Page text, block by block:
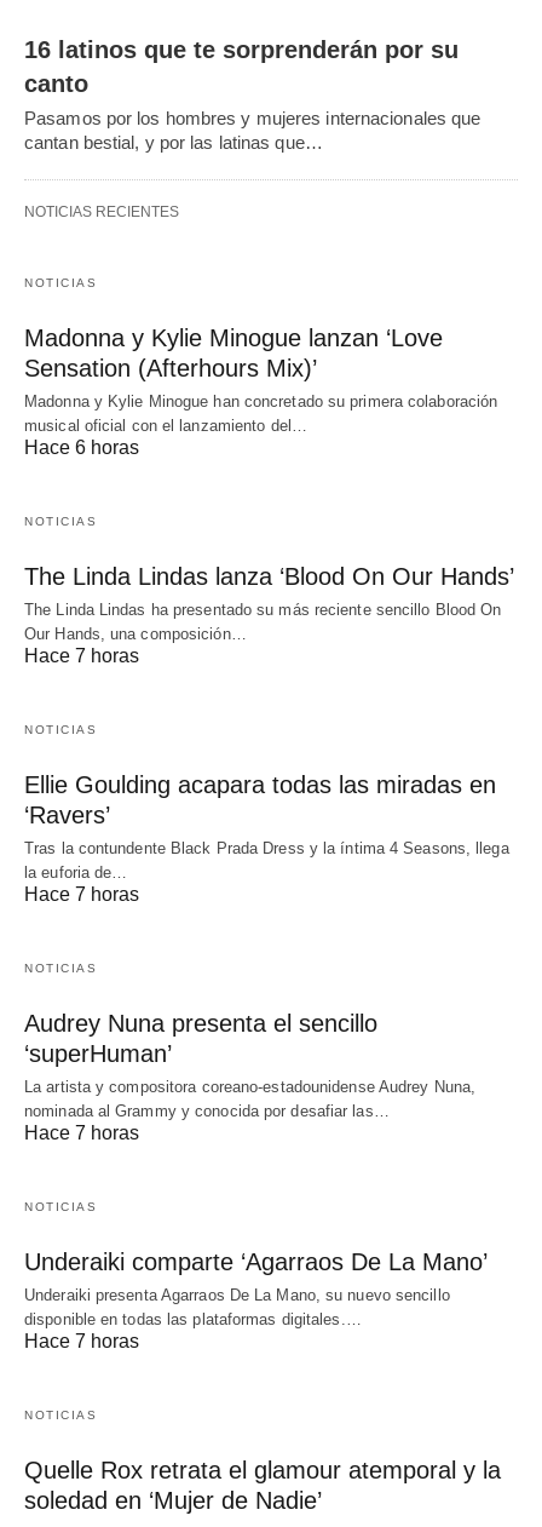
16 latinos que te sorprenderán por su
canto
Pasamos por los hombres y mujeres internacionales que
cantan bestial, y por las latinas que…
NOTICIAS RECIENTES
NOTICIAS
Madonna y Kylie Minogue lanzan ‘Love
Sensation (Afterhours Mix)’
Madonna y Kylie Minogue han concretado su primera colaboración
musical oficial con el lanzamiento del…
Hace 6 horas
NOTICIAS
The Linda Lindas lanza ‘Blood On Our Hands’
The Linda Lindas ha presentado su más reciente sencillo Blood On
Our Hands, una composición…
Hace 7 horas
NOTICIAS
Ellie Goulding acapara todas las miradas en
‘Ravers’
Tras la contundente Black Prada Dress y la íntima 4 Seasons, llega
la euforia de…
Hace 7 horas
NOTICIAS
Audrey Nuna presenta el sencillo
‘superHuman’
La artista y compositora coreano-estadounidense Audrey Nuna,
nominada al Grammy y conocida por desafiar las…
Hace 7 horas
NOTICIAS
Underaiki comparte ‘Agarraos De La Mano’
Underaiki presenta Agarraos De La Mano, su nuevo sencillo
disponible en todas las plataformas digitales.…
Hace 7 horas
NOTICIAS
Quelle Rox retrata el glamour atemporal y la
soledad en ‘Mujer de Nadie’